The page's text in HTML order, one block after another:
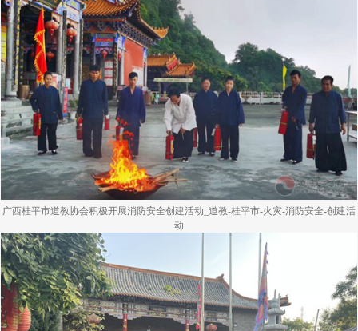
广西桂平市道教协会积极开展消防安全创建活动_道教-桂平市-火灾-消防安全-创建活
动